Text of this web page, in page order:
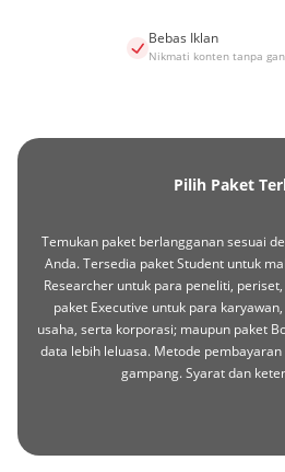
Bebas Iklan
Nikmati konten tanpa
Pilih Paket
Temukan paket berlangganan sesuai
Anda. Tersedia paket Student untuk
Researcher untuk para peneliti,
paket Executive untuk para
usaha, serta korporasi; maupun paket
data lebih leluasa. Metode
gampang. Syarat dan